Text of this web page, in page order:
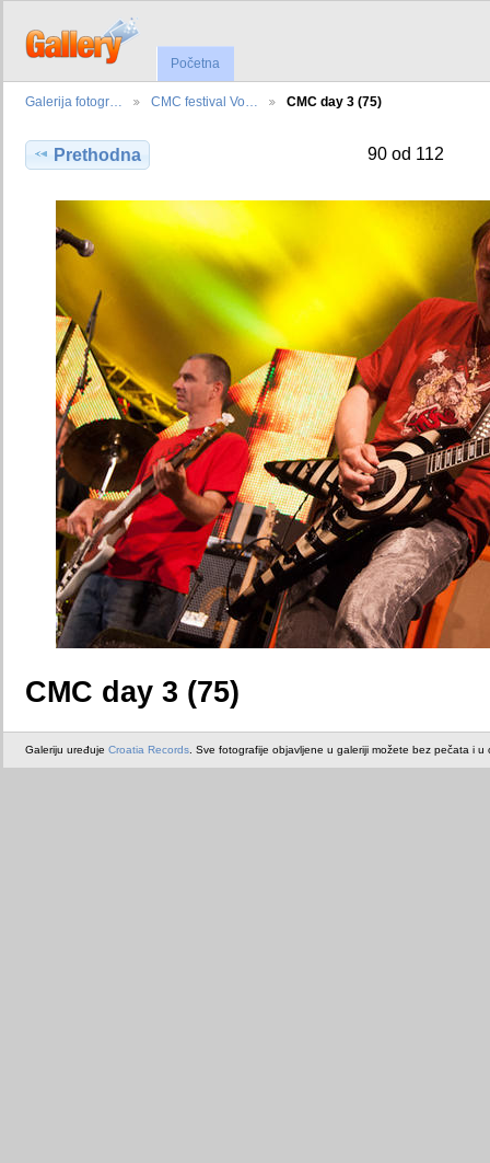
Početna
Galerija fotogr… CMC festival Vo… CMC day 3 (75)
Prethodna 90 od 112
CMC day 3 (75)
Galeriju uređuje Croatia Records . Sve fotografije objavljene u galeriji možete bez pečata i